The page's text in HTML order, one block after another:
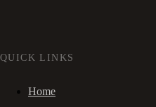
QUICK LINKS
Home